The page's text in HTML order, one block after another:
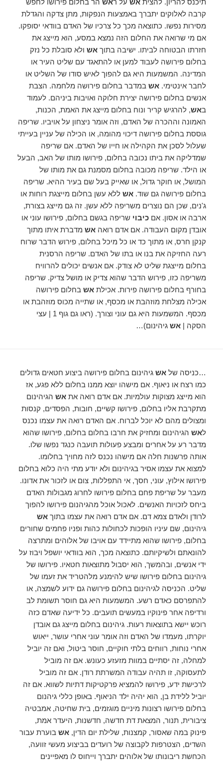
קרבה לאלוקים יתברך באמצעות הנפקות, מתן צדקה והגדלת
מסירות נפשו. כתוצאה מכך כל צרכיו של האדם בוודאי יסופקו.
אם מי שרואה את החלום הזה נמצא במסע, הוא מייצג את
חזרתו הבטוחה לביתו. ישיבה בתוךאש ולא סובלת כל נזק
בחלום פירושה לעבוד למען או להתאגד עם שליט העיר או
המדינה. המשמעות היא גם להפוך לאיש סודו של השליט או
לחבר אינטימי.אש במדבר בחלום פירושה מלחמה. הצבת
אנשים בחלום פירושה יצירת חלוקה ואויבות ביניהם. לעמוד
באש, להרגיש קריר ונוח בחלום מייצג את האמת, הכנות,
האמונה וההכרה של האדם, וזה אומר ניצחון על אויביו. שריפה
גוססת בחלום פירושה דיכוי מהומה, או הכילה של עניין בעייתי
שעלול לסכן את הקהילה או חייו של האדם. אם שריפה
שמדליקה את ביתו נכובה בחלום, פירושו מותו של האב, הבעל
או הילד. שריפה מכובה בחלום מסמנת גם את מותו של
המושל, או חוקר גדול, או שאייק בעל שם בעיר ההיא. שריפה
בחלום פירושה גם שוד.אש ללא עשן בחלום מייצגת רוחות או
ג'נים, שכן הם נוצרים משריפה ללא עשן. זה גם מייצג בצורת,
ארבה או אסון. אםכיבוי שריפה בגשם בחלום, פירושו עוני או
אובדן מקום העבודה. אם אדם רואהאש מדברת איתו מתוך
קנקן חרס, או מתוך כד או כל מיכל בחלום, פירוש הדבר שרוח
רעה החזיקה את בנו או בתו של האדם. שריפה הרסנית
בחלום מייצגת שליט לא צודק. אם אנשים יכולים להרוויח
משריפה כזו, פירוש הדבר שהוא צדיק או מושל צדיק. שריפה
בחורף בחלום פירושה פירות. אכילתאש בחלום פירושה
אכילה מצלחת מוזהבת או מכסף, או שתייה מכוס מוזהבת או
מכסף. המשמעות היא גם עוני וצורך. (ראו גם גוף 1 | עצי
הסקה |אש גיהינום)…
…כניסה שלאש גיהינום בחלום פירושה ביצוע חטאים גדולים
כמו רצח או ניאוף. אם מישהו יוצא ממנו בחלום ללא פגע, אז
הוא מייצג מצוקות עולמיות. אם אדם רואה אתאש הגיהינום
מתקרבת אליו בחלום, פירושו קשיים, חובות, הפסדים, קנסות
ומצולים מהם לא יוכל לברוח. אם האדם רואה את עצמו נכנס
לאש הגיהינום ומחזיק את חרבו בחלום בחלום, פירושו שהוא
מדבר רע על אחרים ומבצע פעולות תועבה כנגד נפשו שלו.
אותה פרשנות חלה אם מישהו נכנס לזה מחויך בחלומו.
למצוא את עצמו אסיר בגיהינום ולא יודע מתי היה כלוא בחלום
פירושו אילוץ, עוני, חסך, אי התפללות, צום או לזכור את אדונו.
מעבר על שריפת פחם בחלום פירושו לחרוג מגבולות האדם
ביחס לזכויות האנשים. לאכול אוכל מהגיהנום פירושו להפוך
לרודן ולאדם צמא דם. אם אדם רואה את עצמו בתוךאש
גיהינום, שם עיניו הופכות לכחולות כהות ופניו פחמים שחורים
בחלום, פירושו שהוא מתיידד עם אויבו של אלוהים ומתרצה
להונאתם ולשיקיותם. כתוצאה מכך, הוא בוודאי יושפל ויבוז על
ידי אנשים, ובהמשך, הוא יסבול מתוצאות חטאיו. פירושו של
גיהינום בחלום פירושו שיש להימנע מלהטריד את זעמו של
שליט. הכניסה לגיהינום בחלום פירושה גם ידוע לשמצה, או
להתפרסם כאדם רשע. המשמעות היא גם חוסר תשומת לב
ורדיפה אחר פינוקיו במעשים תועבים. כל ידיעה שאדם כזה
רוכש יישא בתוצאות רעות. גיהינום בחלום מייצג גם אובדן
יוקרתו, מעמדו של האדם וזה אומר עוני אחרי עושר, ייאוש
אחרי נוחות, רווחים בלתי חוקיים, חוסר ביטול, ואם זה יוביל
למחלה, זה יסתיים במוות מזעזע כעונש. אם זה מוביל
לתעסוקה, זו תהיה עבודה המשרתת רודן. אם זה מוביל
לרכישת ידע, פירושו להמציא פרקטיקות דתיות לשווא. אם זה
יוביל ללידת בן, הוא יהיה ילד הניאוף. באופן כללי גיהנום
בחלום פירושו רצונות מיניים מוגזמים, בית שחיטה, אמבטיה
ציבורית, תנור, המצאת דת חדשה, חדשנות, היעדר אמת,
פינוק במה שאסור, קמצנות, שלילת יום הדין,אש בוערת עבור
השדים, הצטרפות לקבוצה של רועדים בביצוע מעשי זוועה,
הכחשת ריבונותו של אלוהים יתברך וייחוס לו מאפיינים